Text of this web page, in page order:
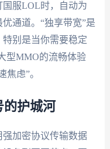
服LOL时，自动为
通道。“独享带宽”是
别是当你需要稳定
型MMO的流畅体验
焦虑”。
护城河
加密协议传输数据